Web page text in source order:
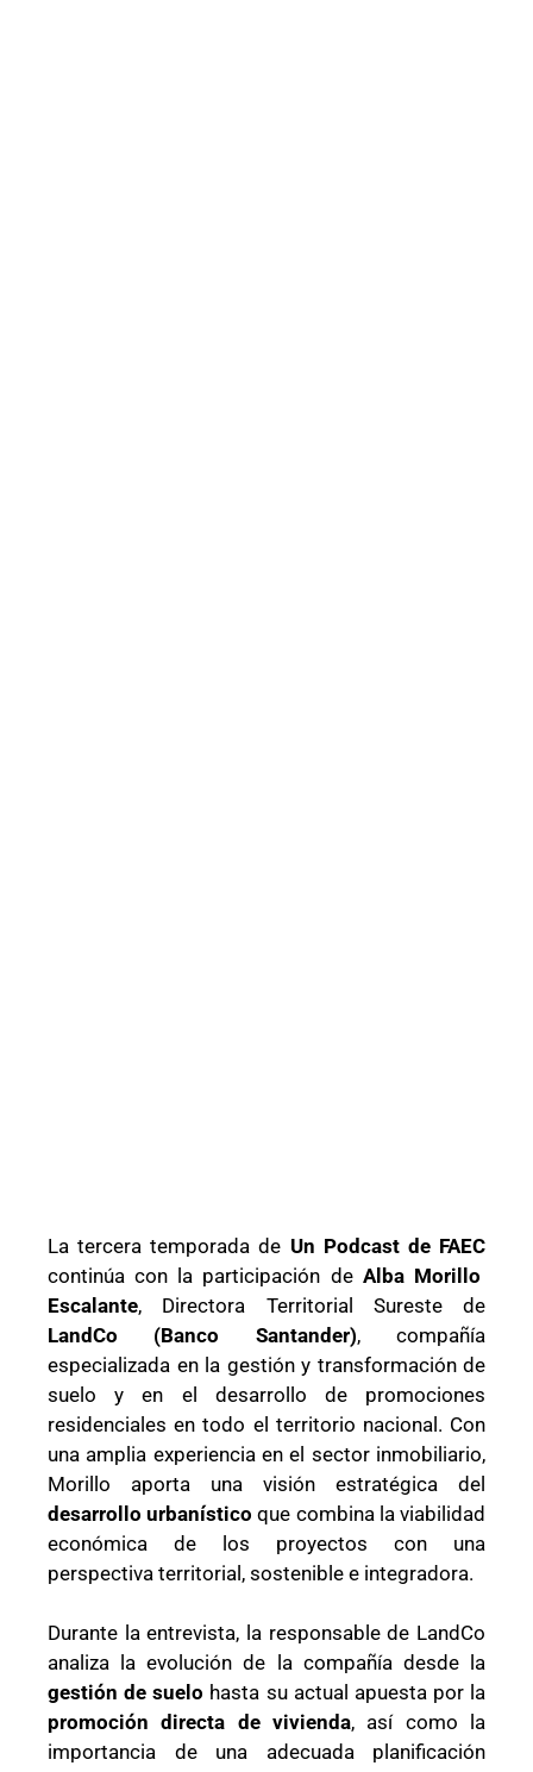
La tercera temporada de Un Podcast de FAEC
continúa con la participación de Alba Morillo
Escalante, Directora Territorial Sureste de
LandCo (Banco Santander), compañía
especializada en la gestión y transformación de
suelo y en el desarrollo de promociones
residenciales en todo el territorio nacional. Con
una amplia experiencia en el sector inmobiliario,
Morillo aporta una visión estratégica del
desarrollo urbanístico que combina la viabilidad
económica de los proyectos con una
perspectiva territorial, sostenible e integradora.
Durante la entrevista, la responsable de LandCo
analiza la evolución de la compañía desde la
gestión de suelo hasta su actual apuesta por la
promoción directa de vivienda, así como la
importancia de una adecuada planificación